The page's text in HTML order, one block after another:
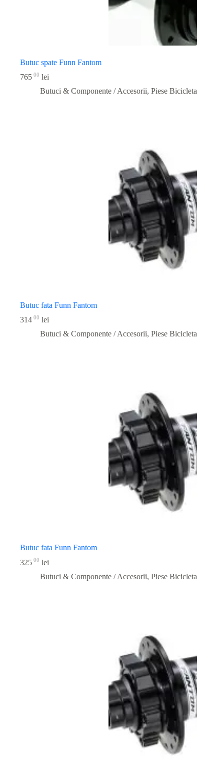
Butuc spate Funn Fantom
765 00 lei
Butuci & Componente / Accesorii, Piese Bicicleta
Butuc fata Funn Fantom
314 00 lei
Butuci & Componente / Accesorii, Piese Bicicleta
Butuc fata Funn Fantom
325 00 lei
Butuci & Componente / Accesorii, Piese Bicicleta